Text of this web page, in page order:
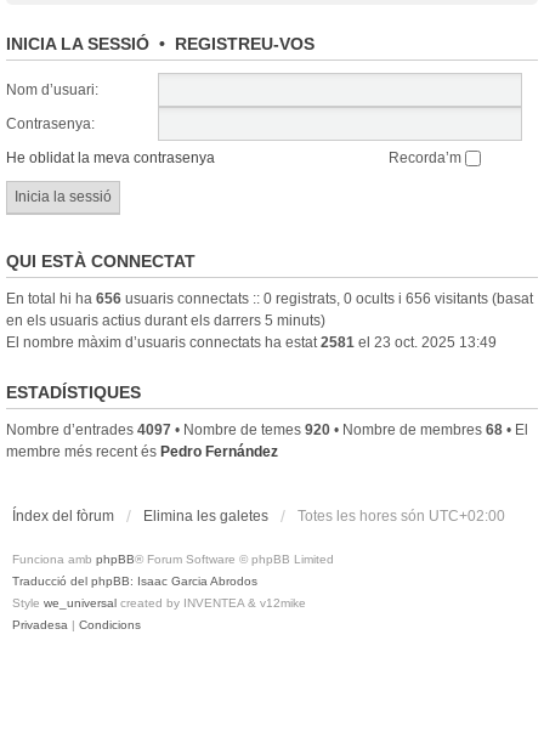
INICIA LA SESSIÓ • REGISTREU-VOS
Nom d’usuari:
Contrasenya:
He oblidat la meva contrasenya
Recorda’m
QUI ESTÀ CONNECTAT
En total hi ha 656 usuaris connectats :: 0 registrats, 0 ocults i 656 visitants (basat
en els usuaris actius durant els darrers 5 minuts)
El nombre màxim d’usuaris connectats ha estat 2581 el 23 oct. 2025 13:49
ESTADÍSTIQUES
Nombre d’entrades 4097 • Nombre de temes 920 • Nombre de membres 68 • El
membre més recent és Pedro Fernández
Índex del fòrum Elimina les galetes Totes les hores són UTC+02:00
Funciona amb phpBB® Forum Software © phpBB Limited
Traducció del phpBB: Isaac Garcia Abrodos
Style we_universal created by INVENTEA & v12mike
Privadesa | Condicions